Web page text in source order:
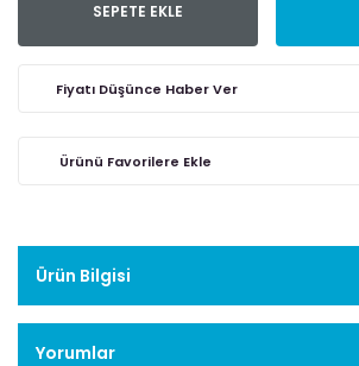
SEPETE EKLE
Fiyatı Düşünce Haber Ver
Ürün Bilgisi
Yorumlar